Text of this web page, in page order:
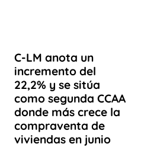
C-LM anota un
incremento del
22,2% y se sitúa
como segunda CCAA
donde más crece la
compraventa de
viviendas en junio